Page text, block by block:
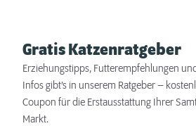
Gratis Katzenratgeber
Erziehungstipps, Futterempfehlungen
Infos gibt’s in unserem Ratgeber –
Coupon für die Erstausstattung Ihrer
Markt.